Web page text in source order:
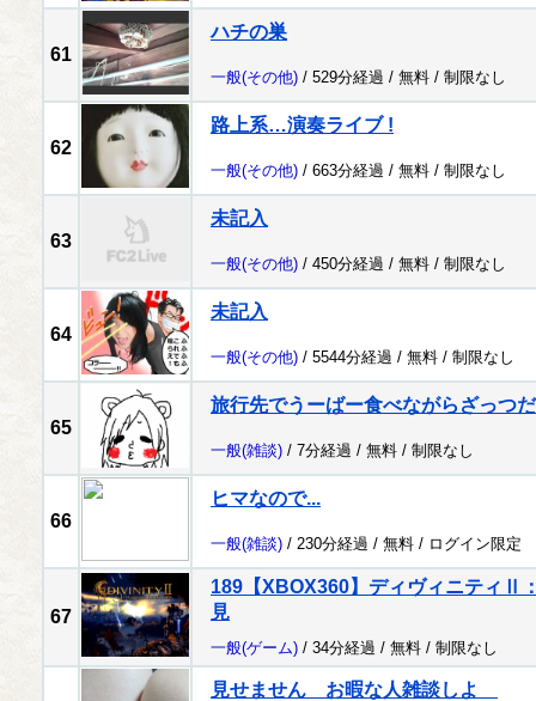
61
ハチの巣
一般(その他) / 529分経過 / 無料 / 制限なし
62
路上系…演奏ライブ !
一般(その他) / 663分経過 / 無料 / 制限なし
63
未記入
一般(その他) / 450分経過 / 無料 / 制限なし
64
未記入
一般(その他) / 5544分経過 / 無料 / 制限なし
65
旅行先でうーばー食べながらざっつ
一般(雑談) / 7分経過 / 無料 / 制限なし
66
ヒマなので...
一般(雑談) / 230分経過 / 無料 / ログイン限定
67
189【XBOX360】ディヴィニティⅡ
見
一般(ゲーム) / 34分経過 / 無料 / 制限なし
見せません お暇な人雑談しよ